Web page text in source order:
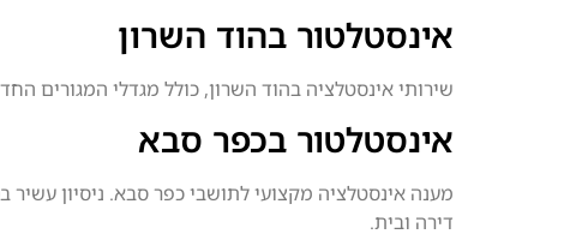
אינסטלטור בהוד השרון
שירותי אינסטלציה בהוד השרון, כולל מגדלי המגורים
אינסטלטור בכפר סבא
מענה אינסטלציה מקצועי לתושבי כפר סבא. ניסיון
דירה ובית.